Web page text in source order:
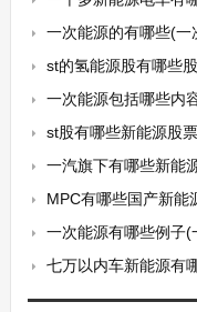
一次能源的有哪些(一
st的氢能源股有哪些
一次能源包括哪些内
st股有哪些新能源股
一汽旗下有哪些新能
MPC有哪些国产新能
一次能源有哪些例子(
七万以内车新能源有